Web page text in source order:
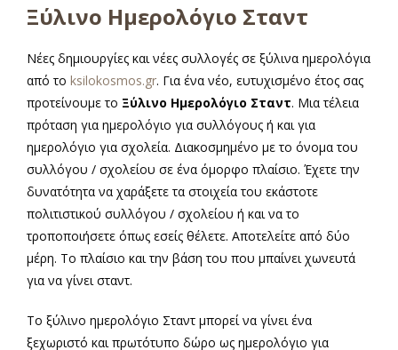
Ξύλινο Ημερολόγιο Σταντ
Νέες δημιουργίες και νέες συλλογές σε ξύλινα ημερολόγια
από το ksilokosmos.gr. Για ένα νέο, ευτυχισμένο έτος σας
προτείνουμε το Ξύλινο Ημερολόγιο Σταντ. Μια τέλεια
πρόταση για ημερολόγιο για συλλόγους ή και για
ημερολόγιο για σχολεία. Διακοσμημένο με το όνομα του
συλλόγου / σχολείου σε ένα όμορφο πλαίσιο. Έχετε την
δυνατότητα να χαράξετε τα στοιχεία του εκάστοτε
πολιτιστικού συλλόγου / σχολείου ή και να το
τροποποιήσετε όπως εσείς θέλετε. Αποτελείτε από δύο
μέρη. Το πλαίσιο και την βάση του που μπαίνει χωνευτά
για να γίνει σταντ.
Το ξύλινο ημερολόγιο Σταντ μπορεί να γίνει ένα
ξεχωριστό και πρωτότυπο δώρο ως ημερολόγιο για